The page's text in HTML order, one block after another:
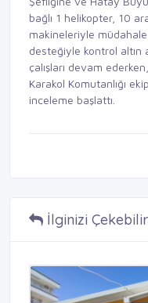
bağlı 1 helikopter, 10
makineleriyle
desteğiyle kontrol altın
çalışları devam
Karakol Komutanlığı
inceleme başlattı.
İlginizi Çekebilir